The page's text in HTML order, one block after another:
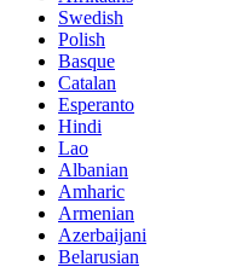
Swedish
Polish
Basque
Catalan
Esperanto
Hindi
Lao
Albanian
Amharic
Armenian
Azerbaijani
Belarusian